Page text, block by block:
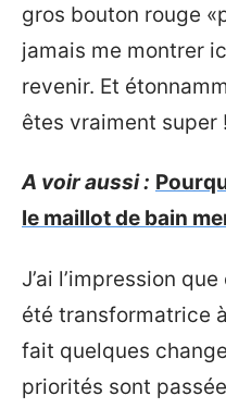
gros bouton rouge
jamais me montrer
revenir. Et
êtes vraiment super !
A voir aussi :
le maillot de bain
J’ai l’impression
été transformatrice
fait quelques
priorités sont